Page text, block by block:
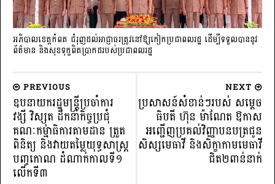
អភិបាលខេត្តកំពត ជំរុញដល់អាជ្ញាធរត្រូវនៅឱ្យកៀកប្រជាពលរដ្ឋ ដើម្បីទទួលបាននូវ
ព័ត៌មាន និងសុខទុក្ខពិតប្រាកដរបស់ប្រជាពលរដ្ឋ
NEXT
ប្រសាសន៍សំខាន់ៗរបស់ សម្តេច
ធិបតី ហ៊ុន ម៉ាណែត ឱកាស
អញ្ជើញប្រគល់វិញ្ញាបនបត្រជូន
សិស្សមេធាវី និងសិក្ខាកាមមេធាវី
ជិត២ពាន់នាក់
PREVIOUS
ឧបនាយករដ្ឋមន្រ្តីប្រចាំការ
វង្សី វិស្សុត ដឹកនាំកិច្ចប្រជុំ
គណៈកម្មាធិការតាមដាន ត្រួត
ពិនិត្យ និងវាយតម្លៃយុទ្ធសាស្រ្ដ
បញ្ចកោណ ដំណាក់កាលទី១
លើកទី៣